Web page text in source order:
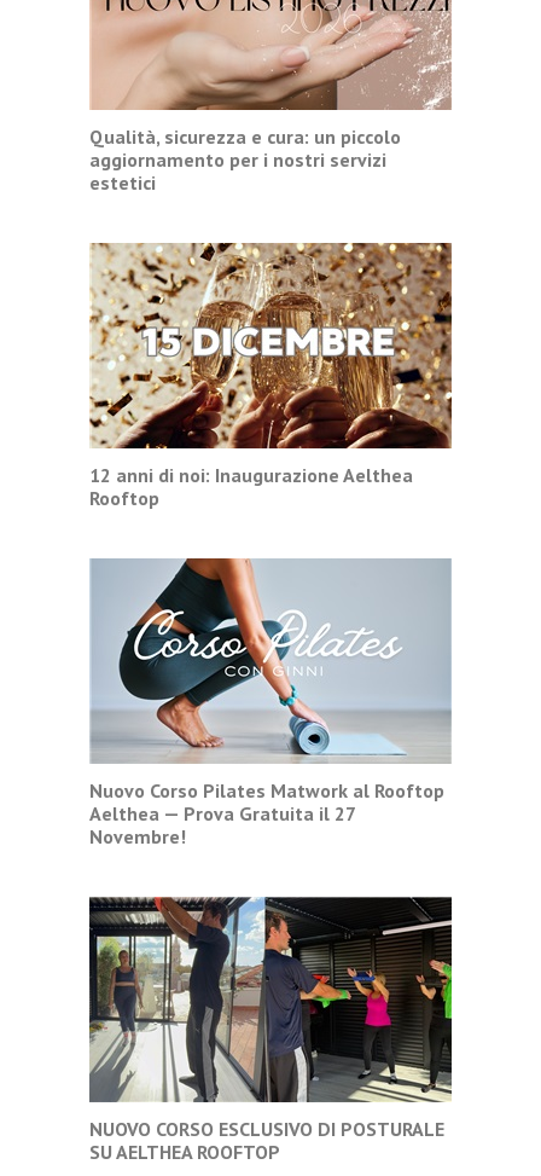
Qualità, sicurezza e cura: un piccolo
aggiornamento per i nostri servizi
estetici
12 anni di noi: Inaugurazione Aelthea
Rooftop
Nuovo Corso Pilates Matwork al Rooftop
Aelthea — Prova Gratuita il 27
Novembre!
NUOVO CORSO ESCLUSIVO DI POSTURALE
SU AELTHEA ROOFTOP